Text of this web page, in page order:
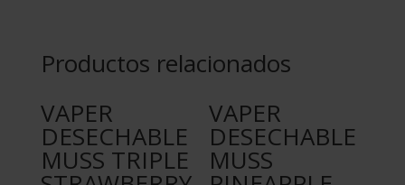
Productos relacionados
VAPER
DESECHABLE
MUSS TRIPLE
VAPER
DESECHABLE
MUSS